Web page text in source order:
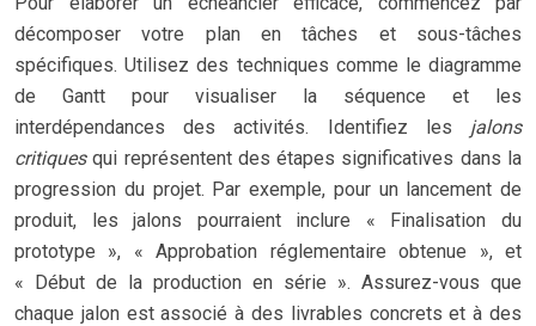
décomposer votre plan en tâches et sous-tâches
spécifiques. Utilisez des techniques comme le diagramme
de Gantt pour visualiser la séquence et les
interdépendances des activités. Identifiez les jalons
critiquesqui représentent des étapes significatives dans la
progression du projet. Par exemple, pour un lancement de
produit, les jalons pourraient inclure « Finalisation du
prototype », « Approbation réglementaire obtenue », et
« Début de la production en série ». Assurez-vous que
chaque jalon est associé à des livrables concrets et à des